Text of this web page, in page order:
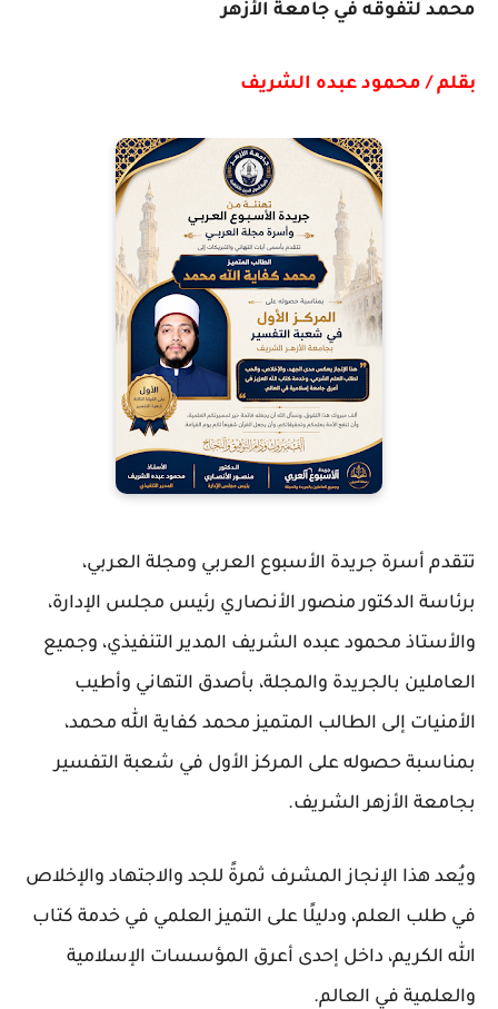
محمد لتفوقه في جامعة الأزهر
بقلم / محمود عبده الشريف
تتقدم أسرة جريدة الأسبوع العربي ومجلة العربي،
برئاسة الدكتور منصور الأنصاري رئيس مجلس الإدارة،
والأستاذ محمود عبده الشريف المدير التنفيذي، وجميع
العاملين بالجريدة والمجلة، بأصدق التهاني وأطيب
الأمنيات إلى الطالب المتميز محمد كفاية الله محمد،
بمناسبة حصوله على المركز الأول في شعبة التفسير
بجامعة الأزهر الشريف.
ويُعد هذا الإنجاز المشرف ثمرةً للجد والاجتهاد والإخلاص
في طلب العلم، ودليلًا على التميز العلمي في خدمة كتاب
الله الكريم، داخل إحدى أعرق المؤسسات الإسلامية
والعلمية في العالم.